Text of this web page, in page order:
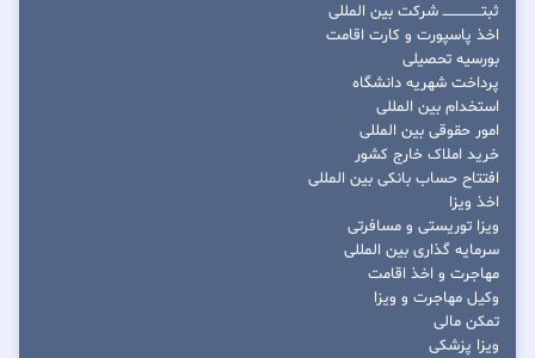
ثبتــــــــــــــــ شرکت بین المللی
اخذ پاسپورت و کارت اقامت
بورسیه تحصیلی
پرداخت شهریه دانشگاه
استخدام بین المللی
امور حقوقی بین المللی
خرید املاک خارج کشور
افتتاح حساب بانکی بین المللی
اخذ ویزا
ویزا توریستی و مسافرتی
سرمایه گذاری بین المللی
مهاجرت و اخذ اقامت
وکیل مهاجرت و ویزا
تمکن مالی
ویزا پزشکی